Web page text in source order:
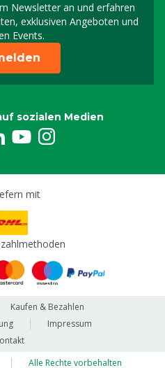
Newsletter an und erfahren
exklusiven Angeboten und
Events.
Melden Sie sich für
sozialen Medien
mit
Kaufen & Bezahlen
Impressum
Alle Rechte vorbehalten